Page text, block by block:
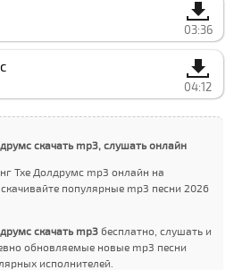
03:36
04:12
скачать mp3, слушать онлайн
Тхе Долдрумс mp3 онлайн на
популярные mp3 песни 2026
скачать mp3 бесплатно, слушать и
обновляемые новые mp3 песни
исполнителей.